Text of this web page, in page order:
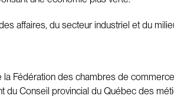
affaires, du secteur industriel et du
Fédération des chambres de
du Conseil provincial du Québec des